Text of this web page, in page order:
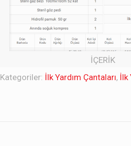
İÇERİK
Kategoriler: İlk Yardım Çantaları, İlk